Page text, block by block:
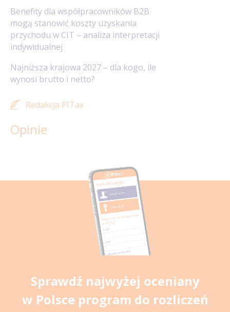
Benefity dla współpracowników B2B
mogą stanowić koszty uzyskania
przychodu w CIT – analiza interpretacji
indywidualnej
Najniższa krajowa 2027 – dla kogo, ile
wynosi brutto i netto?
Redakcja PITax
Opinie
Sprawdź najwyżej oceniany
w Polsce program do rozliczeń